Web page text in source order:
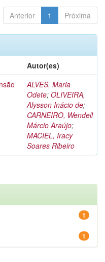
Anterior 1 Próxima
Autor(es)
ALVES, Maria
Odete; OLIVEIRA,
Alysson Inácio de;
CARNEIRO, Wendell
Márcio Araújo;
MACIEL, Iracy
Soares Ribeiro
1
1